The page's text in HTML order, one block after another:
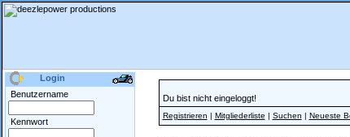
Login
Benutzername
Kennwort
Du bist nicht eingeloggt!
Registrieren | Mitgliederliste | Suchen | Neueste